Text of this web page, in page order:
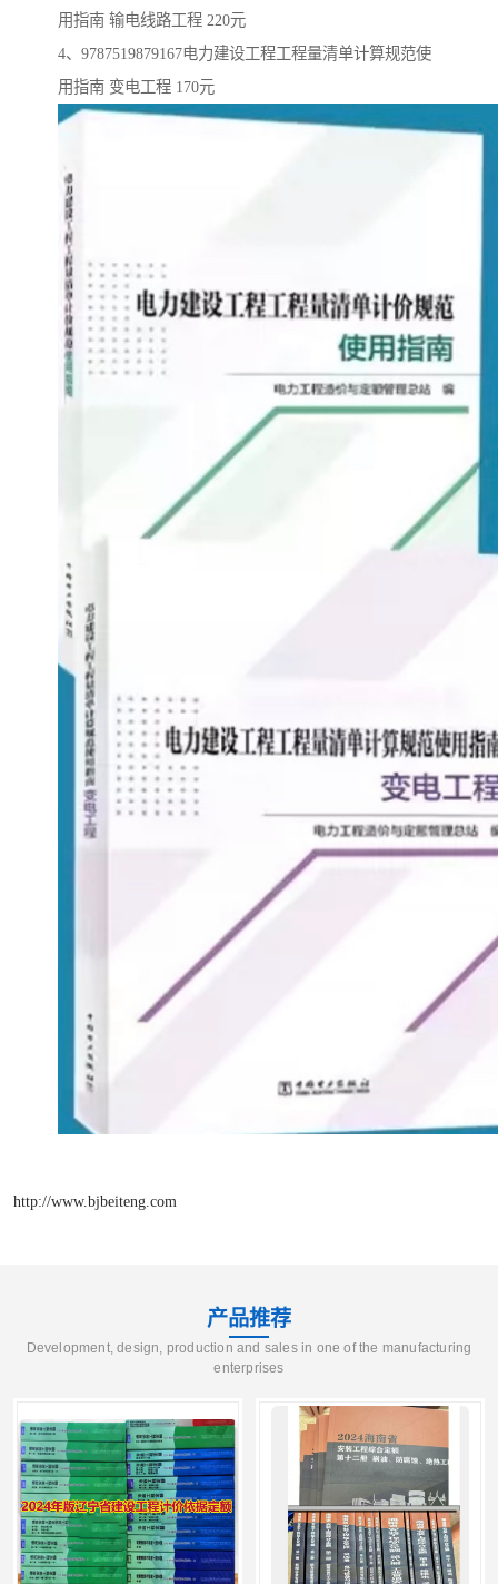
用指南 输电线路工程 220元
4、9787519879167电力建设工程工程量清单计算规范使
用指南 变电工程 170元
http://www.bjbeiteng.com
产品推荐
Development, design, production and sales in one of the manufacturing
enterprises
江苏省建设工程计价定额
四川省清单定额
陕西省水利工程概预算定
冶金工业建设工程概算定
额
天津建设工程预算定额 20kv及以下配电网工程预
广东省水利水电概预算定 全国消耗量工程定额
北京市建设工程消耗量定